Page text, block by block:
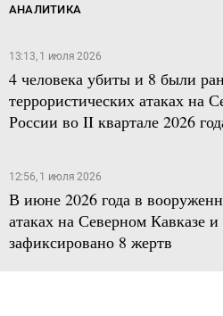
АНАЛИТИКА
13:13, 1 июля 2026
4 человека убиты и 8 были
террористических атаках на
России во II квартале 2026
12:56, 1 июля 2026
В июне 2026 года в
атаках на Северном Кавказе
зафиксировано 8 жертв